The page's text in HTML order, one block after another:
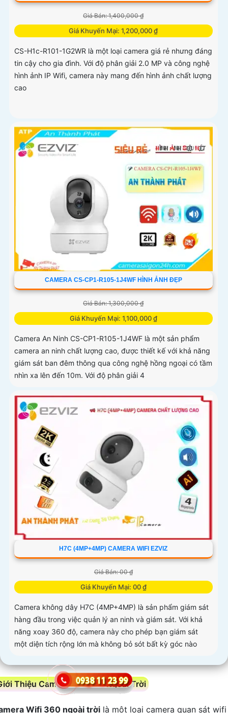
Giá Bán: 1,400,000 ₫
Giá Khuyến Mại: 1,200,000 ₫
CS-H1c-R101-1G2WR là một loại camera giá rẻ nhưng đáng
tin cậy cho gia đình. Với độ phân giải 2.0 MP và công nghệ
hình ảnh IP Wifi, camera này mang đến hình ảnh chất lượng
cao
CAMERA CS-CP1-R105-1J4WF HÌNH ẢNH ĐẸP
Giá Bán: 1,300,000 ₫
Giá Khuyến Mại: 1,100,000 ₫
Camera An Ninh CS-CP1-R105-1J4WF là một sản phẩm
camera an ninh chất lượng cao, được thiết kế với khả năng
giám sát ban đêm thông qua công nghệ hồng ngoại có tầm
nhìn xa lên đến 10m. Với độ phân giải 4
H7C (4MP+4MP) CAMERA WIFI EZVIZ
Giá Bán: 00 ₫
Giá Khuyến Mại: 00 ₫
Camera không dây H7C (4MP+4MP) là sản phẩm giám sát
hàng đầu trong việc quản lý an ninh và giám sát. Với khả
năng xoay 360 độ, camera này cho phép bạn giám sát
một diện tích rộng lớn mà không bỏ sót bất kỳ góc nào
Thiệu Camera Wifi 360 Ngoài Trời
Wifi 360 ngoài trời là một loại camera quan sát wifi